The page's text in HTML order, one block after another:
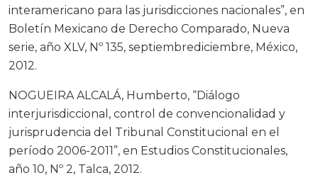
interamericano para las jurisdicciones nacionales”, en
Boletín Mexicano de Derecho Comparado, Nueva
serie, año XLV, Nº 135, septiembrediciembre, México,
2012.
NOGUEIRA ALCALÁ, Humberto, “Diálogo
interjurisdiccional, control de convencionalidad y
jurisprudencia del Tribunal Constitucional en el
período 2006-2011”, en Estudios Constitucionales,
año 10, Nº 2, Talca, 2012.